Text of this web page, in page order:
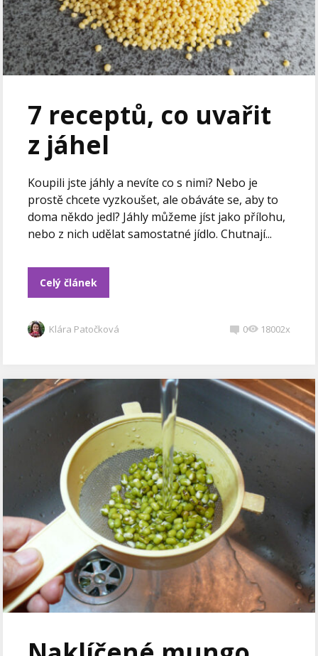
7 receptů, co uvařit
z jáhel
Koupili jste jáhly a nevíte co s nimi? Nebo je
prostě chcete vyzkoušet, ale obáváte se, aby to
doma někdo jedl? Jáhly můžeme jíst jako přílohu,
nebo z nich udělat samostatné jídlo. Chutnají...
Celý článek
Klára Patočková 0 18002x